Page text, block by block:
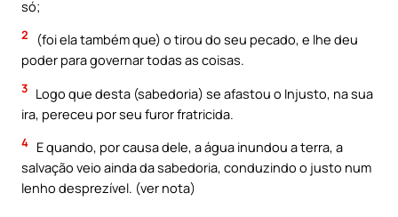
só;
2
(foi ela também que) o tirou do seu pecado, e lhe deu
poder para governar todas as coisas.
3 Logo que desta (sabedoria) se afastou o Injusto, na sua
ira, pereceu por seu furor fratricida.
4 E quando, por causa dele, a água inundou a terra, a
salvação veio ainda da sabedoria, conduzindo o justo num
lenho desprezível. (ver nota)